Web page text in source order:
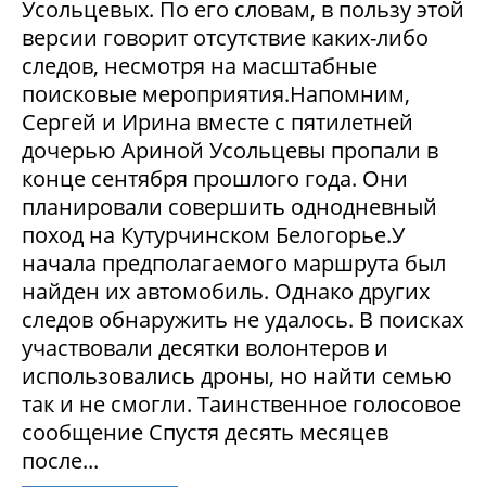
Усольцевых. По его словам, в пользу этой
версии говорит отсутствие каких-либо
следов, несмотря на масштабные
поисковые мероприятия.Напомним,
Сергей и Ирина вместе с пятилетней
дочерью Ариной Усольцевы пропали в
конце сентября прошлого года. Они
планировали совершить однодневный
поход на Кутурчинском Белогорье.У
начала предполагаемого маршрута был
найден их автомобиль. Однако других
следов обнаружить не удалось. В поисках
участвовали десятки волонтеров и
использовались дроны, но найти семью
так и не смогли. Таинственное голосовое
сообщение Спустя десять месяцев
после...